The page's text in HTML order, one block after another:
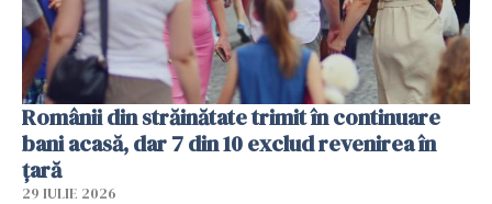
Românii din străinătate trimit în continuare
bani acasă, dar 7 din 10 exclud revenirea în
țară
29 IULIE 2026